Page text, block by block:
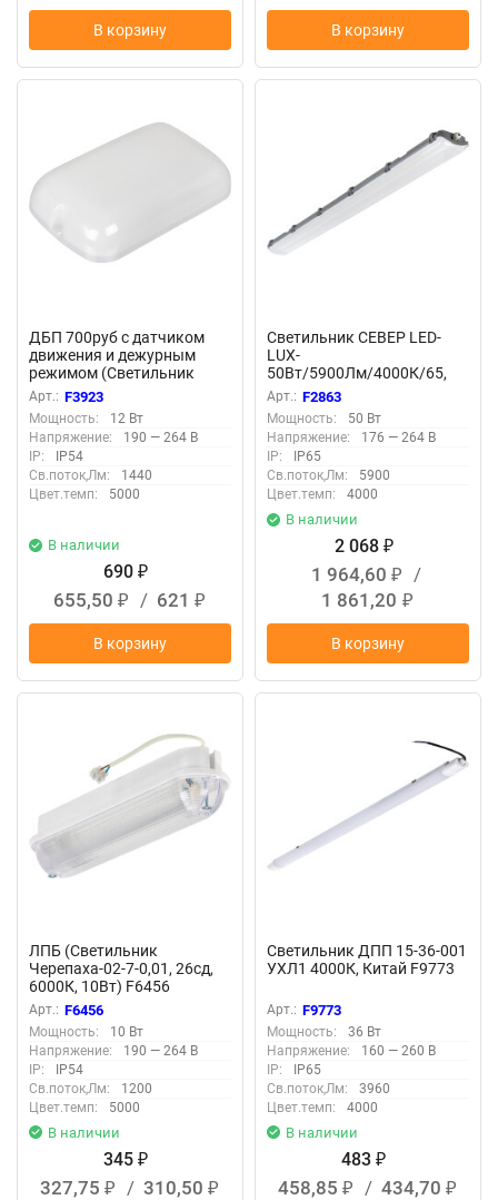
В корзину В корзину
ДБП 700руб с датчиком
движения и дежурным
режимом (Светильник
светодиодный модель PTS-
0301201 12Вт ) F3923
Арт.: F3923
Мощность:
12 Вт
Напряжение:
190 — 264 В
IP:
IP54
Св.поток,Лм:
1440
Цвет.темп:
5000
В наличии
690 ₽
655,50 ₽ / 621 ₽
В корзину
Светильник СЕВЕР LED-
LUX-
50Вт/5900Лм/4000К/65,
опал F2863
Арт.: F2863
Мощность:
50 Вт
Напряжение:
176 — 264 В
IP:
IP65
Св.поток,Лм:
5900
Цвет.темп:
4000
В наличии
2 068 ₽
1 964,60 ₽
/
1 861,20 ₽
В корзину
ЛПБ (Светильник
Черепаха-02-7-0,01, 26сд,
6000К, 10Вт) F6456
Арт.: F6456
Мощность:
10 Вт
Напряжение:
190 — 264 В
IP:
IP54
Св.поток,Лм:
1200
Цвет.темп:
5000
В наличии
345 ₽
327,75 ₽ / 310,50 ₽
Светильник ДПП 15-36-001
УХЛ1 4000К, Китай F9773
Арт.: F9773
Мощность:
36 Вт
Напряжение:
160 — 260 В
IP:
IP65
Св.поток,Лм:
3960
Цвет.темп:
4000
В наличии
483 ₽
458,85 ₽ / 434,70 ₽